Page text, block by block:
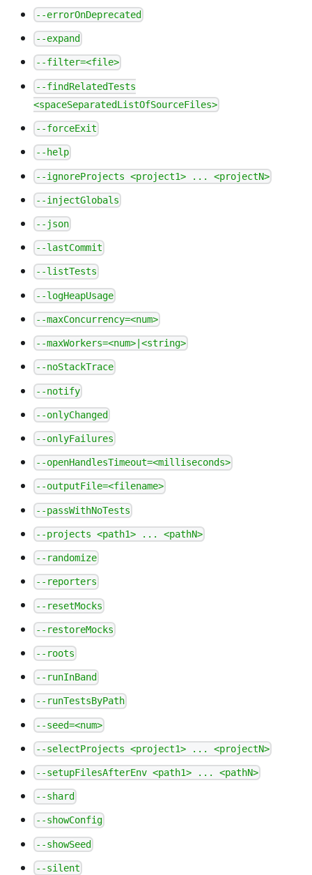
--errorOnDeprecated
--expand
--filter=<file>
--findRelatedTests
<spaceSeparatedListOfSourceFiles>
--forceExit
--help
--ignoreProjects <project1> ... <projectN>
--injectGlobals
--json
--lastCommit
--listTests
--logHeapUsage
--maxConcurrency=<num>
--maxWorkers=<num>|<string>
--noStackTrace
--notify
--onlyChanged
--onlyFailures
--openHandlesTimeout=<milliseconds>
--outputFile=<filename>
--passWithNoTests
--projects <path1> ... <pathN>
--randomize
--reporters
--resetMocks
--restoreMocks
--roots
--runInBand
--runTestsByPath
--seed=<num>
--selectProjects <project1> ... <projectN>
--setupFilesAfterEnv <path1> ... <pathN>
--shard
--showConfig
--showSeed
--silent